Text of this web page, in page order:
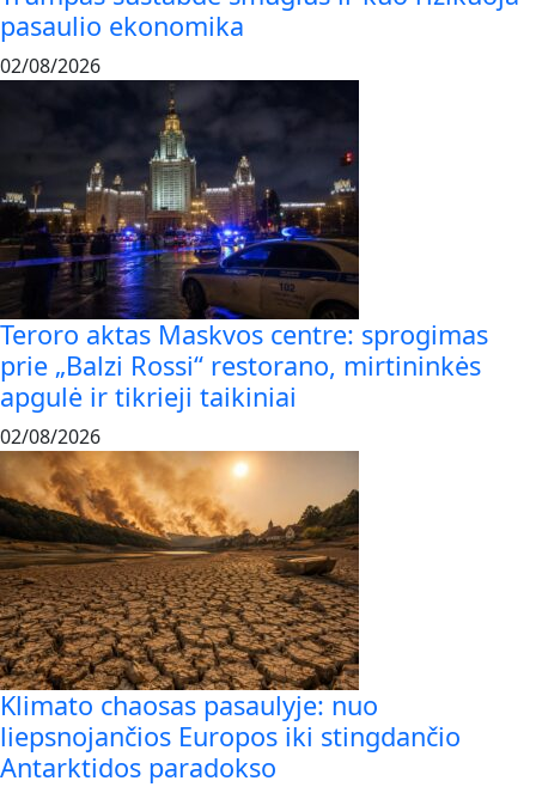
pasaulio ekonomika
02/08/2026
Teroro aktas Maskvos centre: sprogimas
prie „Balzi Rossi“ restorano, mirtininkės
apgulė ir tikrieji taikiniai
02/08/2026
Klimato chaosas pasaulyje: nuo
liepsnojančios Europos iki stingdančio
Antarktidos paradokso